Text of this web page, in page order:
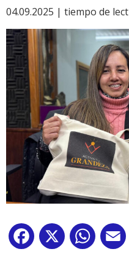
04.09.2025 | tiempo de
Facebook
X